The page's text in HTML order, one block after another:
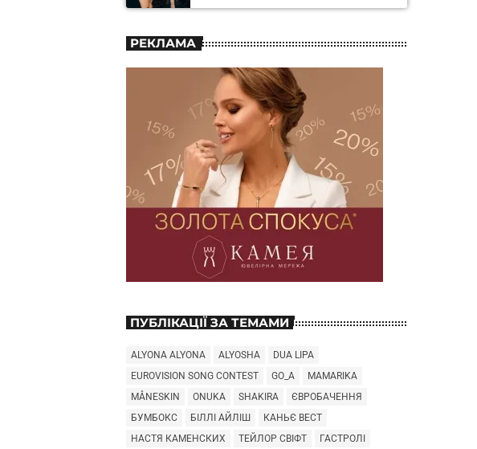
РЕКЛАМА
ПУБЛІКАЦІЇ ЗА ТЕМАМИ
ALYONA ALYONA ALYOSHA
DUA LIPA
EUROVISION SONG CONTEST
GO_A
MAMARIKA
MÅNESKIN
ONUKA SHAKIRA
ЄВРОБАЧЕННЯ
БУМБОКС
БІЛЛІ АЙЛІШ
КАНЬЄ ВЕСТ
НАСТЯ КАМЕНСКИХ
ТЕЙЛОР СВІФТ
ГАСТРОЛІ